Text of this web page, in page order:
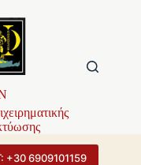
+30 6909101159